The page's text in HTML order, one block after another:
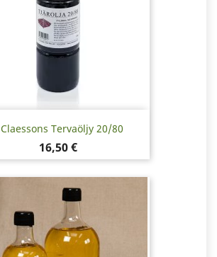
Claessons Tervaöljy 20/80
Hinta
16,50 €